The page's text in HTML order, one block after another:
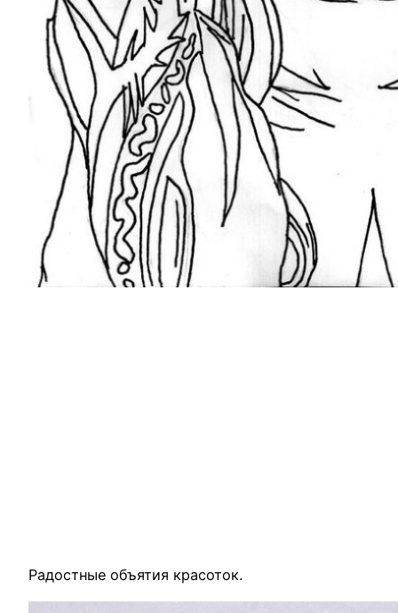
Радостные объятия красоток.